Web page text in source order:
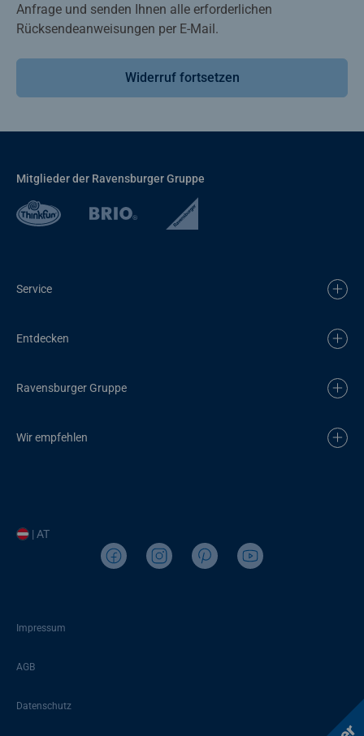
Anfrage und senden Ihnen alle erforderlichen
Rücksendeanweisungen per E-Mail.
Widerruf fortsetzen
Mitglieder der Ravensburger Gruppe
Service
Entdecken
Ravensburger Gruppe
Wir empfehlen
| AT
Impressum
AGB
Datenschutz